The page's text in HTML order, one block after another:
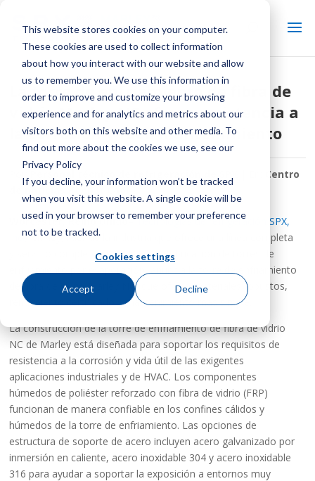
This website stores cookies on your computer.
These cookies are used to collect information
about how you interact with our website and allow
us to remember you. We use this information in
order to improve and customize your browsing
experience and for analytics and metrics about our
visitors both on this website and other media. To
find out more about the cookies we use, see our
Privacy Policy
If you decline, your information won’t be tracked
when you visit this website. A single cookie will be
used in your browser to remember your preference
not to be tracked.
Cookies settings
Accept Decline
La torre de enfriamiento de fibra de
vidrio Marley NC ofrece resistencia a
la corrosión y fácil mantenimiento
Personal técnico de refrigeración de SPX
Centro
de noticias Keep It Cool
Worcester, Reino Unido–Tecnologías de refrigeración SPX,
Inc.,Marley, líder de la industria que ofrece una línea completa
y servicio completo en el diseño y fabricación de torres de
enfriamiento por evaporación, anuncia la torre de enfriamiento
de fibra de vidrio Marley NC, que ofrece materiales robustos,
rendimiento certificado y mantenimiento más simple.
La construcción de la torre de enfriamiento de fibra de vidrio
NC de Marley está diseñada para soportar los requisitos de
resistencia a la corrosión y vida útil de las exigentes
aplicaciones industriales y de HVAC. Los componentes
húmedos de poliéster reforzado con fibra de vidrio (FRP)
funcionan de manera confiable en los confines cálidos y
húmedos de la torre de enfriamiento. Las opciones de
estructura de soporte de acero incluyen acero galvanizado por
inmersión en caliente, acero inoxidable 304 y acero inoxidable
316 para ayudar a soportar la exposición a entornos muy